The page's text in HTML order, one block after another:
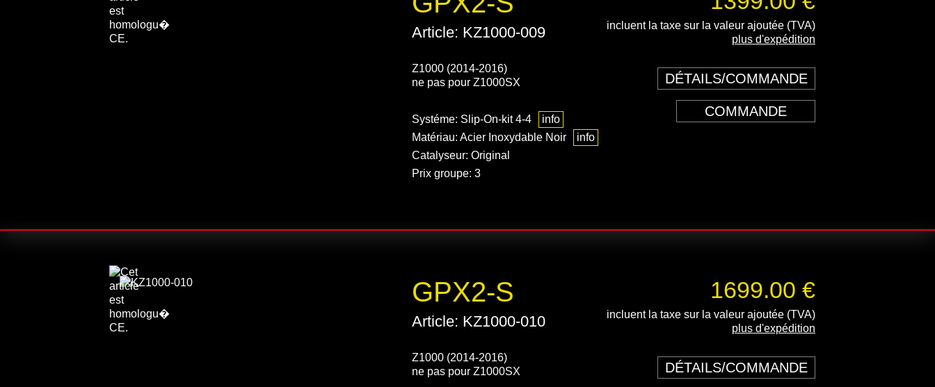
Article: KZ1000-009
Z1000 (2014-2016)
ne pas pour Z1000SX
Systéme: Slip-On-kit 4-4 info
Matériau: Acier Inoxydable Noir info
Catalyseur: Original
Prix groupe: 3
incluent la taxe sur la valeur ajoutée (TVA)
plus d'expédition
DÉTAILS/COMMANDE
COMMANDE
GPX2-S
Article: KZ1000-010
Z1000 (2014-2016)
ne pas pour Z1000SX
1699.00 €
incluent la taxe sur la valeur ajoutée (TVA)
plus d'expédition
DÉTAILS/COMMANDE